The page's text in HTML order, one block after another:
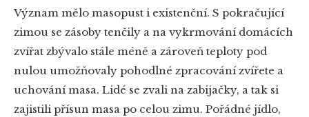
Význam mělo masopust i existenční. S pokračující
zimou se zásoby tenčily a na vykrmování domácích
zvířat zbývalo stále méně a zároveň teploty pod
nulou umožňovaly pohodlné zpracování zvířete a
uchování masa. Lidé se zvali na zabijačky, a tak si
zajistili přísun masa po celou zimu. Pořádné jídlo,